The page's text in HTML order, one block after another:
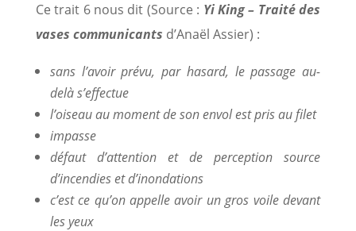
Ce trait 6 nous dit (Source : Yi King – Traité des
vases communicants d’Anaël Assier) :
sans l’avoir prévu, par hasard, le passage au-
delà s’effectue
l’oiseau au moment de son envol est pris au filet
impasse
défaut d’attention et de perception source
d’incendies et d’inondations
c’est ce qu’on appelle avoir un gros voile devant
les yeux